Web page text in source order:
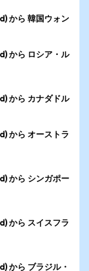
から 韓国ウォン
から ロシア・ル
から カナダドル
から オーストラ
から シンガポー
から スイスフラ
から ブラジル・